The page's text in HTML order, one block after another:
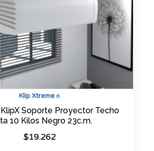
Klip Xtreme ®
Soporte Proyector Techo
10 Kilos Negro 23c.m.
$19.262